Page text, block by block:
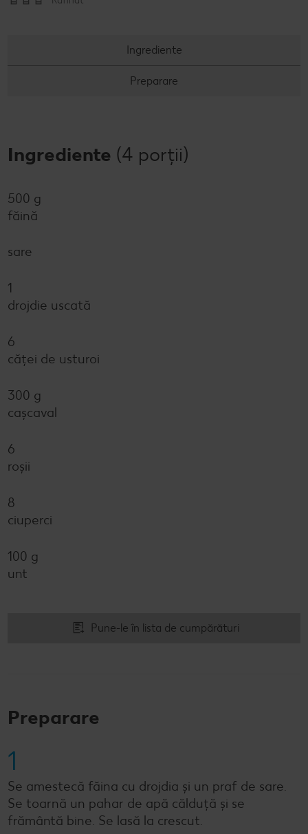
Ingrediente
Preparare
Ingrediente (4 porții)
500 g
făină
sare
1
drojdie uscată
6
căței de usturoi
300 g
cașcaval
6
roșii
8
ciuperci
100 g
unt
Pune-le în lista de cumpărături
Preparare
1
Se amestecă făina cu drojdia și un praf de sare.
Se toarnă un pahar de apă călduță și se
frământă bine. Se lasă la crescut.